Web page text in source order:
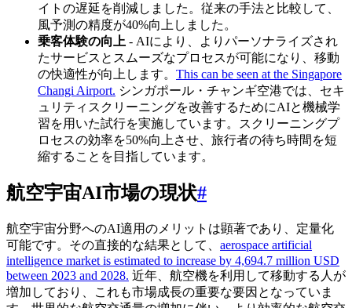
イトの遅延を削減しました。従来の手法と比較して、
風予測の精度が40%向上しました。
乗客体験の向上 - AIにより、よりパーソナライズされ
たサービスとスムーズなプロセスが可能になり、移動
の快適性が向上します。 This can be seen at the Singapore
Changi Airport. シンガポール・チャンギ空港では、セキ
ュリティスクリーニングを改善するためにAIと機械学
習を用いた試行を実施しています。スクリーニングプ
ロセスの効率を50%向上させ、旅行者の待ち時間を短
縮することを目指しています。
航空宇宙AI市場の現状#
航空宇宙分野へのAI適用のメリットは顕著であり、定量化
可能です。その直接的な結果として、 aerospace artificial
intelligence market is estimated to increase by 4,694.7 million USD
between 2023 and 2028. 近年、航空機を利用して移動する人が
増加しており、これも市場成長の重要な要因となっていま